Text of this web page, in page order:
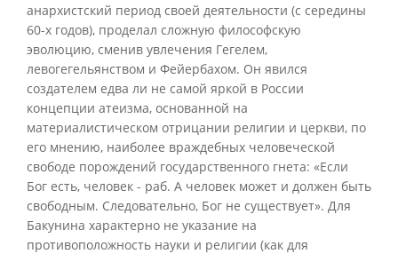
анархистский период своей деятельности (с середины
60-х годов), проделал сложную философскую
эволюцию, сменив увлечения Гегелем,
левогегельянством и Фейербахом. Он явился
создателем едва ли не самой яркой в России
концепции атеизма, основанной на
материалистическом отрицании религии и церкви, по
его мнению, наиболее враждебных человеческой
свободе порождений государственного гнета: «Если
Бог есть, человек - раб. А человек может и должен быть
свободным. Следовательно, Бог не существует». Для
Бакунина характерно не указание на
противоположность науки и религии (как для